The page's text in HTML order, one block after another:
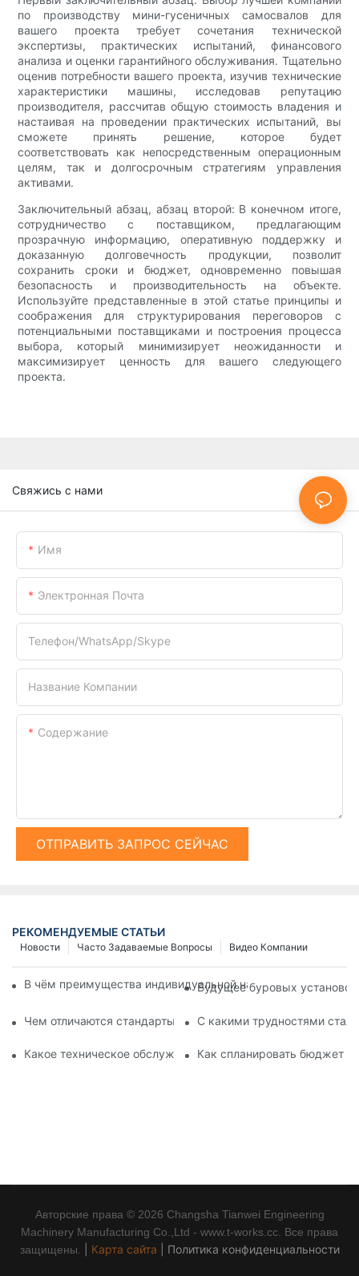
по производству мини-гусеничных самосвалов для
вашего проекта требует сочетания технической
экспертизы, практических испытаний, финансового
анализа и оценки гарантийного обслуживания. Тщательно
оценив потребности вашего проекта, изучив технические
характеристики машины, исследовав репутацию
производителя, рассчитав общую стоимость владения и
настаивая на проведении практических испытаний, вы
сможете принять решение, которое будет
соответствовать как непосредственным операционным
целям, так и долгосрочным стратегиям управления
активами.
Заключительный абзац, абзац второй: В конечном итоге,
сотрудничество с поставщиком, предлагающим
прозрачную информацию, оперативную поддержку и
доказанную долговечность продукции, позволит
сохранить сроки и бюджет, одновременно повышая
безопасность и производительность на объекте.
Используйте представленные в этой статье принципы и
соображения для структурирования переговоров с
потенциальными поставщиками и построения процесса
выбора, который минимизирует неожиданности и
максимизирует ценность для вашего следующего
проекта.
Свяжись с нами
Имя
Электронная Почта
Телефон/WhatsApp/Skype
Название Компании
Содержание
ОТПРАВИТЬ ЗАПРОС СЕЙЧАС
РЕКОМЕНДУЕМЫЕ СТАТЬИ
Видео Компании
Часто Задаваемые Вопросы
Новости
В чём преимущества индивидуальной настройки
Будущее буровых
Чем отличаются стандарты оборудования для свайных
С какими трудностями
Какое техническое обслуживание требуется
Как спланировать бюджет
Авторские права © 2026 Changsha Tianwei Engineering
Machinery Manufacturing Co.,Ltd - www.t-works.cc. Все права
защищены.
Карта сайта Политика конфиденциальности